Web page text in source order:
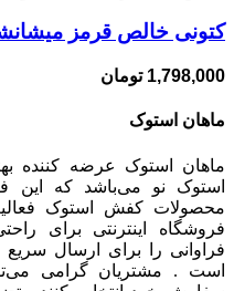
کتونی خالص قرمز
1,798,000 تومان
ماهان استوک
ماهان استوک عرضه کننده
استوک نو می‌باشد که این
محصولات کفش استوک
فروشگاه اینترنتی برای
فراوانی را برای ارسال
است . مشتریان گرامی